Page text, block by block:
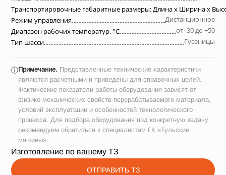
Транспортировочные габаритные размеры: Длина х Ширина х
Режим управления
Дистанционное
Диапазон рабочих температур, °C
от -30 до +50
Тип шасси
Гусеницы
ⓘПримечание. Представленные технические характеристики
являются расчетными и приведены для справочных целей.
Фактические показатели работы оборудования зависят от
физико-механических свойств перерабатываемого материала,
условий эксплуатации и особенностей технологического
процесса. Для подбора оборудования под конкретную задачу
рекомендуем обратиться к специалистам ГК «Тульские
машины».
Изготовление по вашему ТЗ
ОТПРАВИТЬ ТЗ